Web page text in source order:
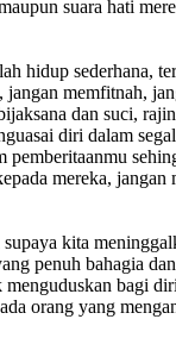
suara hati
hidup sederhana,
jangan memfitnah,
dan suci,
diri dalam
pemberitaanmu
mereka, jangan
kita
penuh bahagia
menguduskan bagi
orang yang